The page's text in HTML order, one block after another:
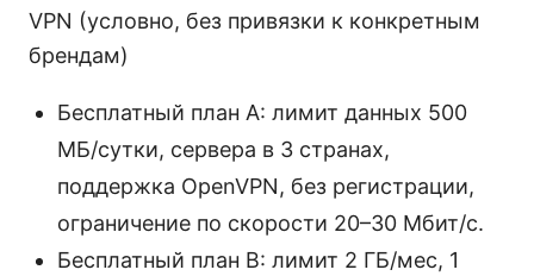
VPN (условно, без привязки к конкретным
брендам)
Бесплатный план A: лимит данных 500
МБ/сутки, сервера в 3 странах,
поддержка OpenVPN, без регистрации,
ограничение по скорости 20–30 Мбит/с.
Бесплатный план B: лимит 2 ГБ/мес, 1